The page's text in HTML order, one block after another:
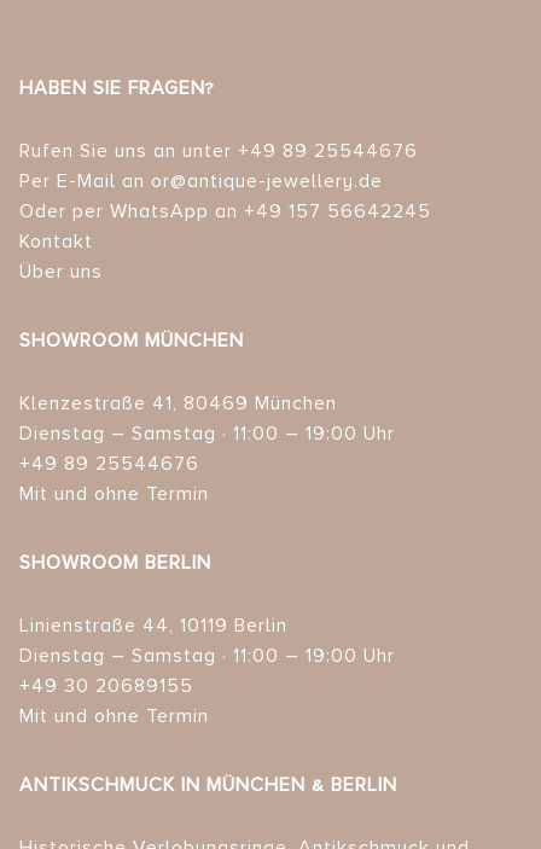
HABEN SIE FRAGEN?
Rufen Sie uns an unter +49 89 25544676
Per E-Mail an or@antique-jewellery.de
Oder per WhatsApp an +49 157 56642245
Kontakt
Über uns
SHOWROOM MÜNCHEN
Klenzestraße 41, 80469 München
Dienstag – Samstag · 11:00 – 19:00 Uhr
+49 89 25544676
Mit und ohne Termin
SHOWROOM BERLIN
Linienstraße 44, 10119 Berlin
Dienstag – Samstag · 11:00 – 19:00 Uhr
+49 30 20689155
Mit und ohne Termin
ANTIKSCHMUCK IN MÜNCHEN & BERLIN